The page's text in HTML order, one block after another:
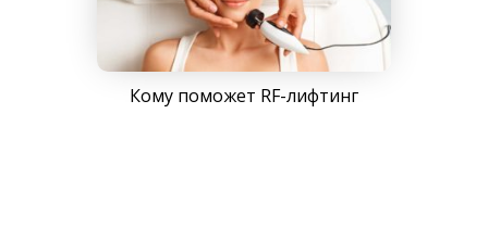
Кому поможет RF-лифтинг